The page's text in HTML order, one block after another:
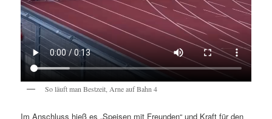
So läuft man Bestzeit, Arne auf Bahn 4
Im Anschluss hieß es „Speisen mit Freunden“ und Kraft für den